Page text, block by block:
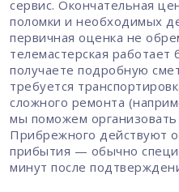
сервис. Окончательная
поломки и необходимых
первичная оценка не
телемастерская
получаете подробную
требуется
сложного ремонта
мы поможем
Прибрежного действуют
прибытия — обычно
минут после